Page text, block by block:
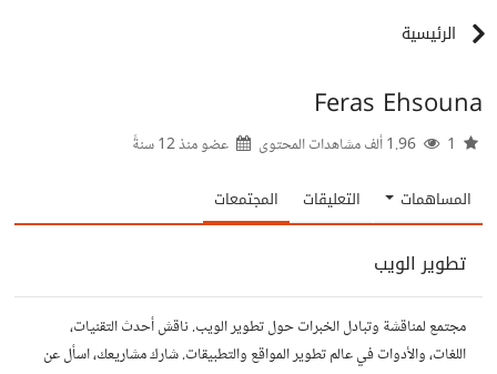
الرئيسية
Feras Ehsouna
عضو منذ12 سنةً
المساهمات التعليقات المجتمعات
تطوير الويب
مجتمع لمناقشة وتبادل الخبرات حول تطوير الويب. ناقش أحدث التقنيات،
اللغات، والأدوات في عالم تطوير المواقع والتطبيقات. شارك مشاريعك، اسأل عن